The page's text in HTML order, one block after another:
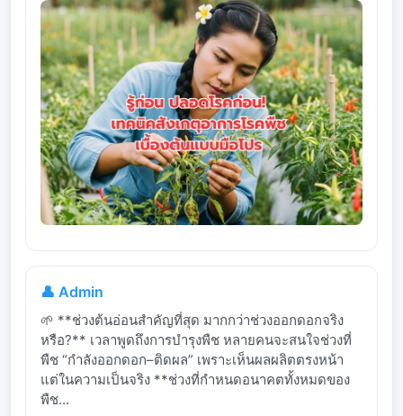
👤 Admin
🌱 **ช่วงต้นอ่อนสำคัญที่สุด มากกว่าช่วงออกดอกจริง
หรือ?** เวลาพูดถึงการบำรุงพืช หลายคนจะสนใจช่วงที่
พืช “กำลังออกดอก–ติดผล” เพราะเห็นผลผลิตตรงหน้า
แต่ในความเป็นจริง **ช่วงที่กำหนดอนาคตทั้งหมดของ
พืช...